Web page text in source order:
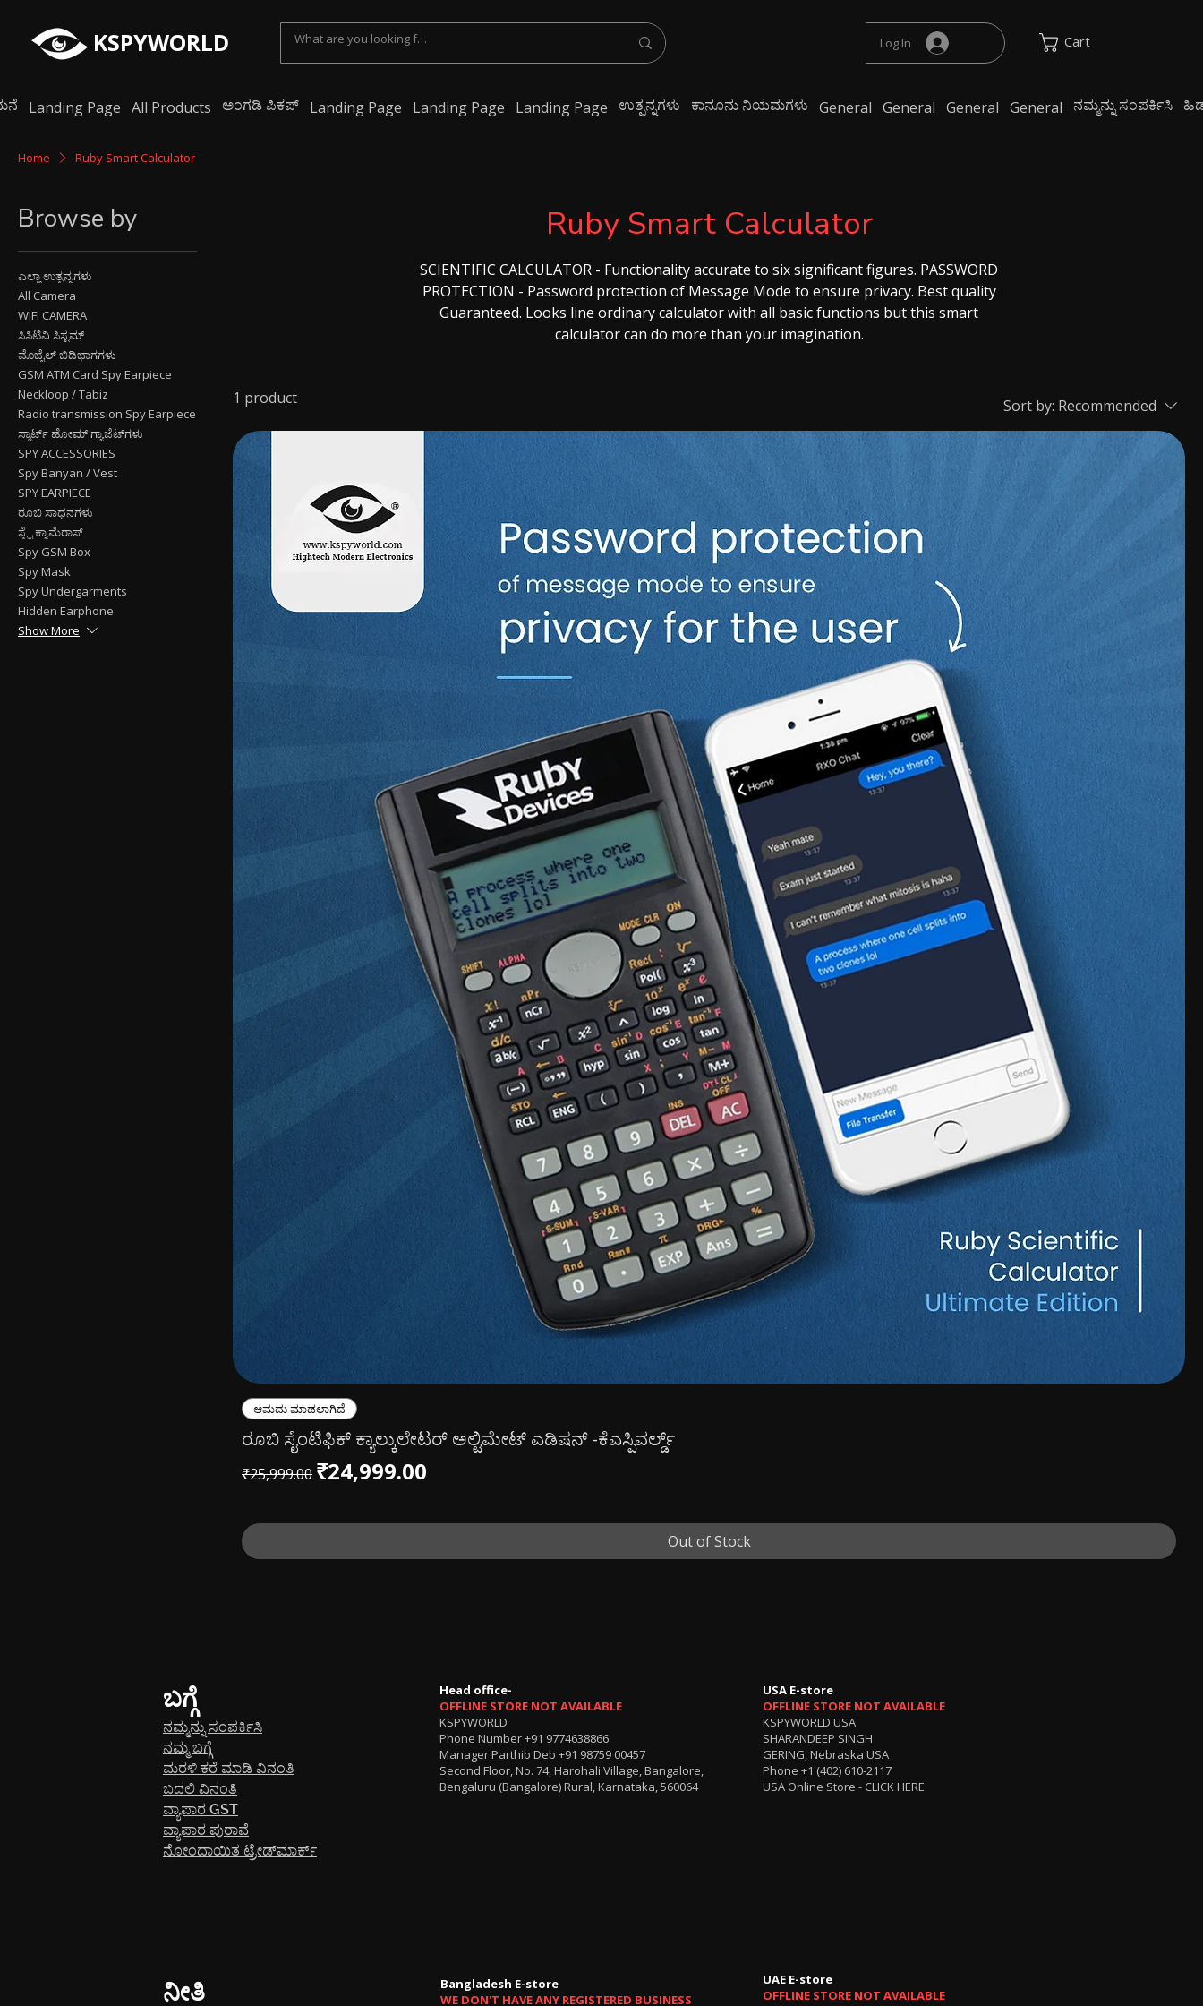
KSPYWORLD Log In Cart
Landing Page All Products ಅಂಗಡಿ ಪಿಕಪ್ Landing Page Landing Page Landing Page ಉತ್ಪನ್ನಗಳು ಕಾನೂನು ನಿಯಮಗಳು General General General General ನಮ್ಮನ್ನು ಸಂಪರ್ಕಿಸಿ
Home Ruby Smart Calculator
Browse by
ಎಲ್ಲಾ ಉತ್ಪನ್ನಗಳು
All Camera
WIFI CAMERA
ಸಿಸಿಟಿವಿ ಸಿಸ್ಟಮ್
ಮೊಬೈಲ್ ಬಿಡಿಭಾಗಗಳು
GSM ATM Card Spy Earpiece
Neckloop / Tabiz
Radio transmission Spy Earpiece
ಸ್ಮಾರ್ಟ್ ಹೋಮ್ ಗ್ಯಾಜೆಟ್‌ಗಳು
SPY ACCESSORIES
Spy Banyan / Vest
SPY EARPIECE
ರೂಬಿ ಸಾಧನಗಳು
ಸ್ಪೈ ಕ್ಯಾಮೆರಾಸ್
Spy GSM Box
Spy Mask
Spy Undergarments
Hidden Earphone
Show More
Ruby Smart Calculator
SCIENTIFIC CALCULATOR - Functionality accurate to six significant figures. PASSWORD
PROTECTION - Password protection of Message Mode to ensure privacy. Best quality
Guaranteed. Looks line ordinary calculator with all basic functions but this smart
calculator can do more than your imagination.
1 product Sort by: Recommended
ಆಮದು ಮಾಡಲಾಗಿದೆ
ರೂಬಿ ಸೈಂಟಿಫಿಕ್ ಕ್ಯಾಲ್ಕುಲೇಟರ್ ಅಲ್ಟಿಮೇಟ್ ಎಡಿಷನ್ -ಕೆಎಸ್ಪಿವರ್ಲ್ಡ್
Regular Price
₹25,999.00 Sale Price
₹24,999.00
Out of Stock
ಬಗ್ಗೆ
ನಮ್ಮನ್ನು ಸಂಪರ್ಕಿಸಿ
ನಮ್ಮ ಬಗ್ಗೆ
ಮರಳಿ ಕರೆ ಮಾಡಿ ವಿನಂತಿ
ಬದಲಿ ವಿನಂತಿ
ವ್ಯಾಪಾರ GST
ವ್ಯಾಪಾರ ಪುರಾವೆ
ನೋಂದಾಯಿತ ಟ್ರೇಡ್‌ಮಾರ್ಕ್
ನೀತಿ
Head office-
OFFLINE STORE NOT AVAILABLE
KSPYWORLD
Phone Number+91 9774638866
Manager Parthib Deb +91 98759 00457
Second Floor, No. 74, Harohali Village, Bangalore,
Bengaluru (Bangalore) Rural, Karnataka, 560064
USA E-store
OFFLINE STORE NOT AVAILABLE
KSPYWORLD USA
SHARANDEEP SINGH
GERING, Nebraska USA
Phone +1 (402) 610-2117
USA Online Store - CLICK HERE
Bangladesh E-store
WE DON'T HAVE ANY REGISTERED BUSINESS
UAE E-store
OFFLINE STORE NOT AVAILABLE